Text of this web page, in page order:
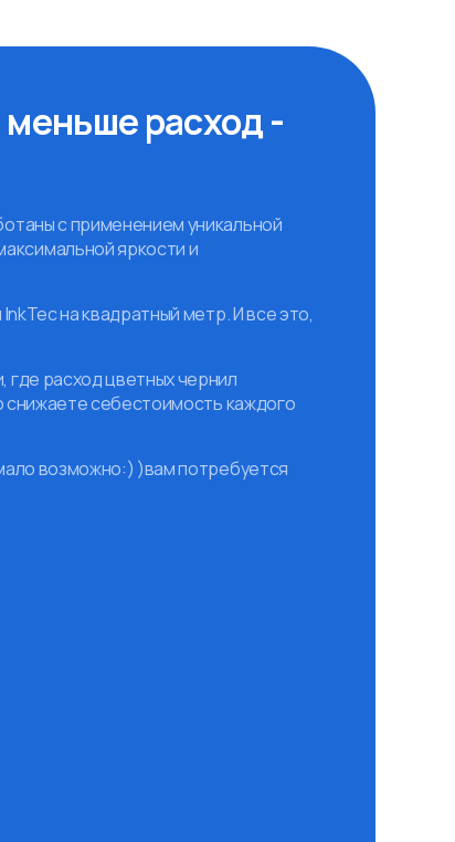
расход -
с применением уникальной
яркости и
на квадратный метр. И все это,
расход цветных чернил
снижаете себестоимость каждого
возможно:) )вам потребуется